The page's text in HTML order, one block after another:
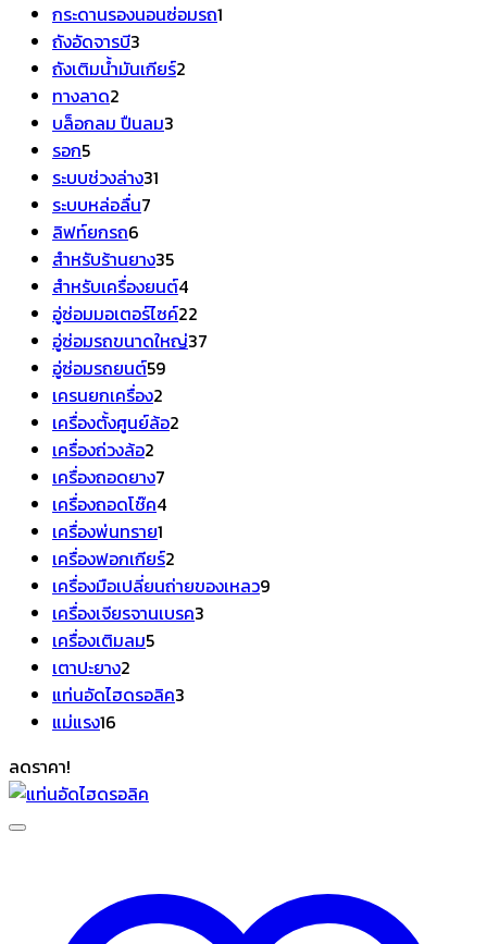
กระดานรองนอนซ่อมรถ1
ถังอัดจารบี3
สินค้า
ถังเติมน้ำมันเกียร์2
ทางลาด2
สินค้า
บล็อกลม ปืนลม3
รอก55
สินค้า
ระบบช่วงล่าง31
ระบบหล่อลื่น7
ลิฟท์ยกรถ6
สินค้า
สำหรับร้านยาง3535
สินค้า
สำหรับเครื่องยนต์44
สินค้า
อู่ซ่อมมอเตอร์ไซค์22
สินค้า
อู่ซ่อมรถขนาดใหญ่37
อู่ซ่อมรถยนต์5959
เครนยกเครื่อง2
สินค้า
เครื่องตั้งศูนย์ล้อ2
เครื่องถ่วงล้อ2
สินค้า
เครื่องถอดยาง7
สินค้า
เครื่องถอดโช๊ค44
เครื่องพ่นทราย1
สินค้า
เครื่องฟอกเกียร์2
สินค้า
เครื่องมือเปลี่ยนถ่ายของเหลว99
เครื่องเจียรจานเบรค3
เครื่องเติมลม55
เตาปะยาง2
สินค้า
แท่นอัดไฮดรอลิค3
แม่แรง16
ลดราคา!